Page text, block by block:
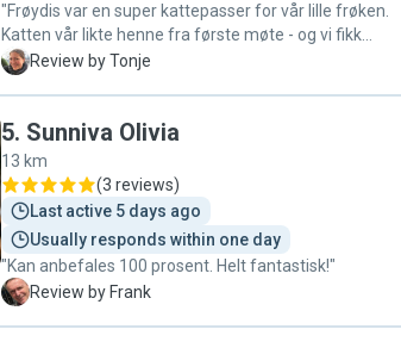
"Frøydis var en super kattepasser for vår lille frøken.
Katten vår likte henne fra første møte - og vi fikk
daglig oppdateringer hjemmefra mens vi var på
T Review by Tonje
5. Sunniva Olivia
13 km
(3 reviews)
Last active 5 days ago
Usually responds within one day
"Kan anbefales 100 prosent. Helt fantastisk!"
F
Review by Frank